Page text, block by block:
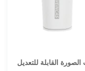
الصورة القابلة للتعديل